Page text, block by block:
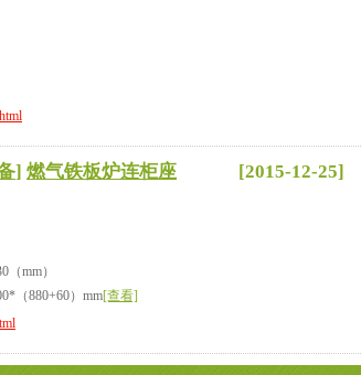
] 燃气铁板炉连柜座 [2015-12-25]
mm）
（880+60）mm[查看]